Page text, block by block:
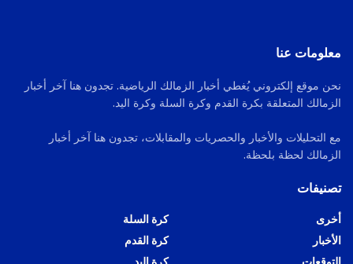
معلومات عنا
نحن موقع إلكتروني يُغطي أخبار الزمالك الرياضية. تجدون هنا آخر أخبار
الزمالك المتعلقة بكرة القدم وكرة السلة وكرة اليد.
مع التحليلات والأخبار والحصريات والمقابلات، تجدون هنا آخر أخبار
الزمالك لحظة بلحظة.
تصنيفات
أخرى
الأخبار
كرة السلة
كرة القدم